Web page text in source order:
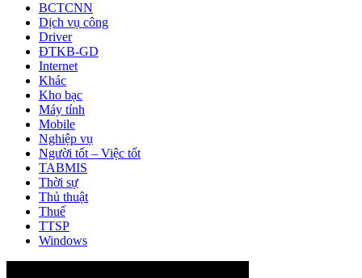
BCTCNN
Dịch vụ công
Driver
ĐTKB-GD
Internet
Khác
Kho bạc
Máy tính
Mobile
Nghiệp vụ
Người tốt – Việc tốt
TABMIS
Thời sự
Thủ thuật
Thuế
TTSP
Windows